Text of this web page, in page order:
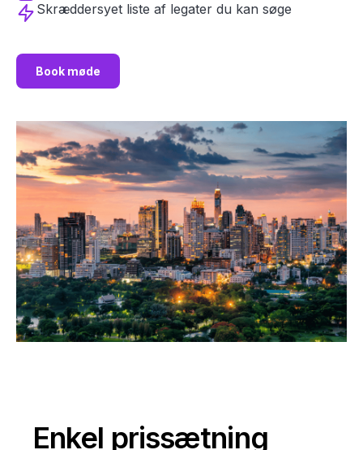
Skræddersyet liste af legater du kan søge
Book møde
Enkel prissætning